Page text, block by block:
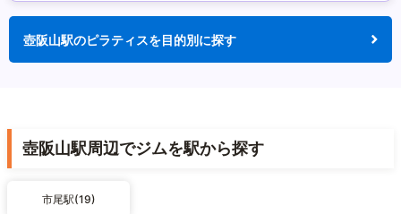
壺阪山駅のピラティスを目的別に探す
壺阪山駅周辺でジムを駅から探す
市尾駅(19)